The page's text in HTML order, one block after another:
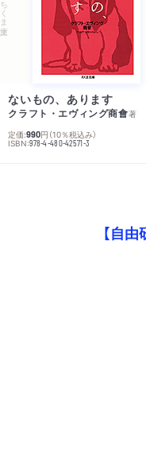
ちくま文庫
ないもの、あります
クラフト・エヴィング商會著
定価:990円 （10％税込み）
ISBN:978-4-480-42571-3
【自